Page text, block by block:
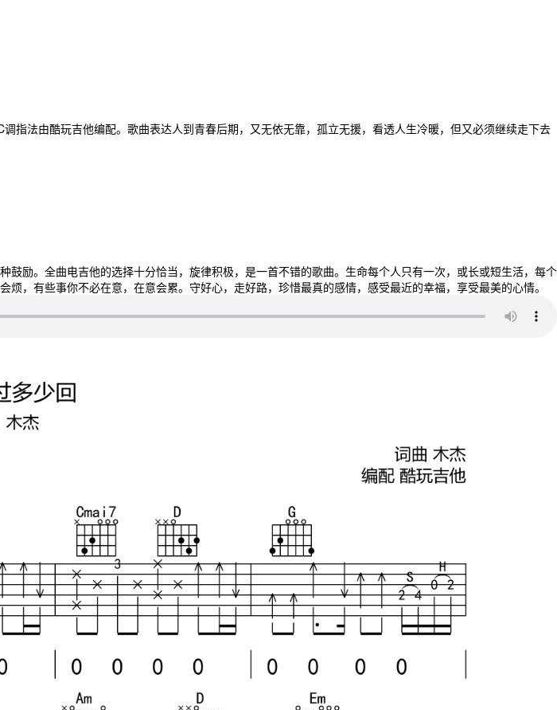
指法由酷玩吉他编配。歌曲表达人到青春后期，又无依无靠，孤立无援，看透人生冷暖，但又必须继续走下去
励。全曲电吉他的选择十分恰当，旋律积极，是一首不错的歌曲。生命每个人只有一次，或长或短生活，每个
，有些事你不必在意，在意会累。守好心，走好路，珍惜最真的感情，感受最近的幸福，享受最美的心情。